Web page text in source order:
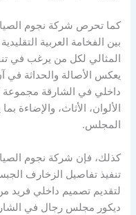
كما تحرص شركة نجوم
بين الفخامة العربية
المثالي لكل من يرغب في
يعكس الأصالة والحداثة في
داخلي في الشارقة مجموعة
الألوان، الأثاث، والإضاءة
المجلس.
كذلك، فإن شركة نجوم
تنفيذ تفاصيل الزخارف
لتقديم تصميم داخلي فريد
ديكور مجلس رجال في